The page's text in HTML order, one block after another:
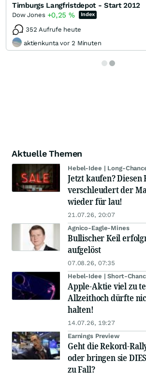
Timburgs Langfristdepot - Start 2012
Dow Jones +0,25% Index
352 Aufrufe heute
aktienkunta vor 2 Minuten
Aktuelle Themen
Hebel-Idee | Long-
Jetzt kaufen?
verschleudert der
wieder für lau!
21.07.26, 20:07
Agnico-Eagle-Mines
Bullischer Keil
aufgelöst
07.08.26, 07:35
Hebel-Idee | Short-
Apple-Aktie viel zu
Allzeithoch dürfte
halten!
14.07.26, 19:27
Earnings Preview
Geht die Rekord-
oder bringen sie
zu Fall?